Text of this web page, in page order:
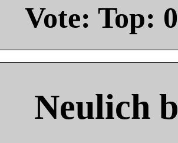
Vote: Top: 0
Neulich